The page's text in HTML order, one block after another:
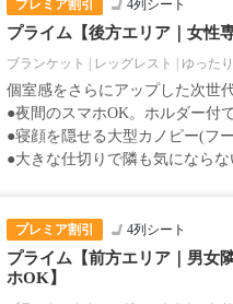
プレミア割引 4列シート
プライム【後方エリア｜女性
ブランケット レッグレスト ゆったり
個室感をさらにアップした次世
●夜間のスマホOK。ホルダー付
●寝顔を隠せる大型カノピー(フ
●大きな仕切りで隣も気にならな
プレミア割引 4列シート
プライム【前方エリア｜男女
ホOK】